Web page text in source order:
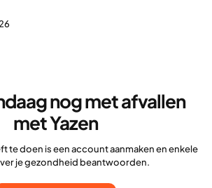
nog met afvallen
met Yazen
te doen is een account aanmaken en enkele
je gezondheid beantwoorden.